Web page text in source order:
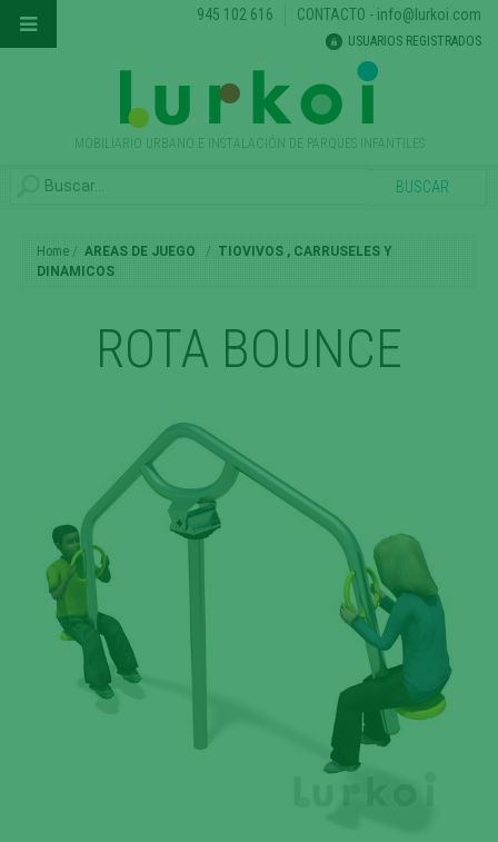
MOBILIARIO URBANO E INSTALACIÓN DE PARQUES INFANTILES
945 102 616 CONTACTO - info@lurkoi.com
USUARIOS REGISTRADOS
Home AREAS DE JUEGO
TIOVIVOS , CARRUSELES Y
DINAMICOS
ROTA BOUNCE